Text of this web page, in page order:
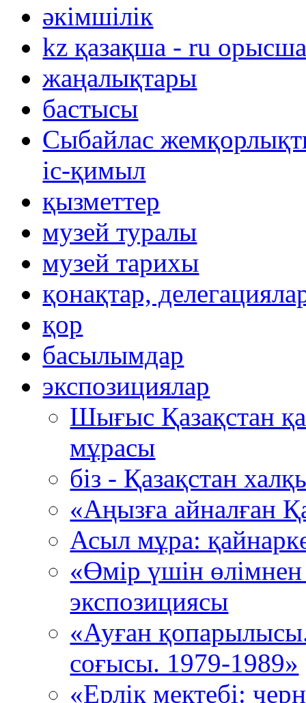
әкімшілік
kz қазақша - ru
жаңалықтары
бастысы
Сыбайлас
іс-қимыл
қызметтер
музей туралы
музей тарихы
қонақтар,
қор
басылымдар
экспозициялар
Шығыс Қазақстан
мұрасы
біз - Қазақстан
«Аңызға айналған
Асыл мұра:
«Өмір үшін
экспозициясы
«Ауған
соғысы. 1979-1989»
«Ерлік мектебі: